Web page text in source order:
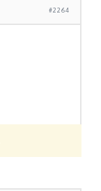
#2264